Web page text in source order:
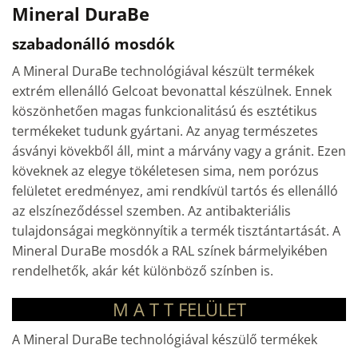
Mineral DuraBe
szabadonálló mosdók
A Mineral DuraBe technológiával készült termékek
extrém ellenálló Gelcoat bevonattal készülnek. Ennek
köszönhetően magas funkcionalitású és esztétikus
termékeket tudunk gyártani. Az anyag természetes
ásványi kövekből áll, mint a márvány vagy a gránit. Ezen
köveknek az elegye tökéletesen sima, nem porózus
felületet eredményez, ami rendkívül tartós és ellenálló
az elszíneződéssel szemben. Az antibakteriális
tulajdonságai megkönnyítik a termék tisztántartását. A
Mineral DuraBe mosdók a RAL színek bármelyikében
rendelhetők, akár két különböző színben is.
M A T TFELÜLET
A Mineral DuraBe technológiával készülő termékek